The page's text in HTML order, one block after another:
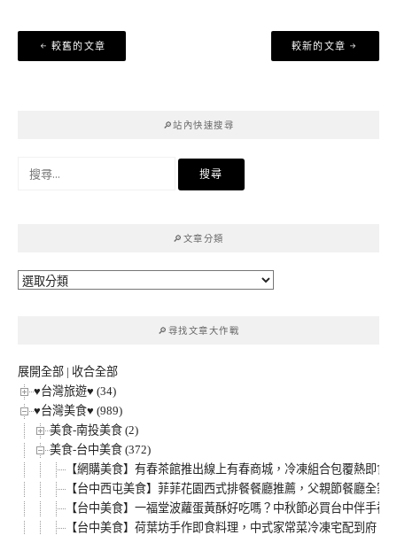
文
章
較舊的文章 較新的文章
🔎站內快速搜尋
🔎文章分類
🔎
🔎尋找文章大作戰
展開全部 | 收合全部
♥台灣旅遊♥ (34)
♥台灣美食♥ (989)
美食-南投美食 (2)
美食-台中美食 (372)
【網購美食】有春茶館推出線上有春商城，冷凍組合包覆熱即
【台中西屯美食】菲菲花園西式排餐餐廳推薦，父親節餐廳全
【台中美食】一福堂波蘿蛋黃酥好吃嗎？中秋節必買台中伴手禮
【台中美食】荷葉坊手作即食料理，中式家常菜冷凍宅配到府